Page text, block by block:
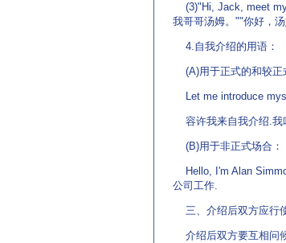
(3)"Hi, Jack, meet my
我哥哥汤姆。""你好，
4.自我介绍的用语：
(A)用于正式的和较正
Let me introduce
容许我来自我介绍.我
(B)用于非正式场合：
Hello, I'm Alan
公司工作.
三、介绍后双方应行
介绍后双方要互相问